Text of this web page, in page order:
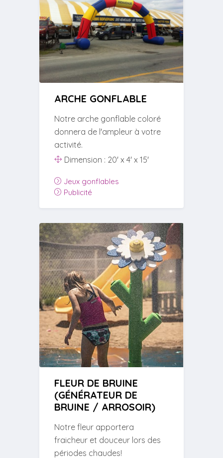
ARCHE GONFLABLE
Notre arche gonflable coloré
donnera de l'ampleur à votre
activité.
Dimension : 20' x 4' x 15'
Jeux gonflables
Publicité
FLEUR DE BRUINE
(GÉNÉRATEUR DE
BRUINE / ARROSOIR)
Notre fleur apportera
fraicheur et douceur lors des
périodes chaudes!